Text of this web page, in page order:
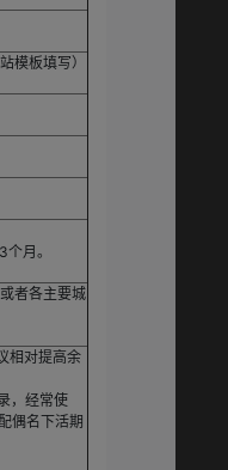
模板填写）
月。
者各主要城
相对提高余
，经常使
偶名下活期